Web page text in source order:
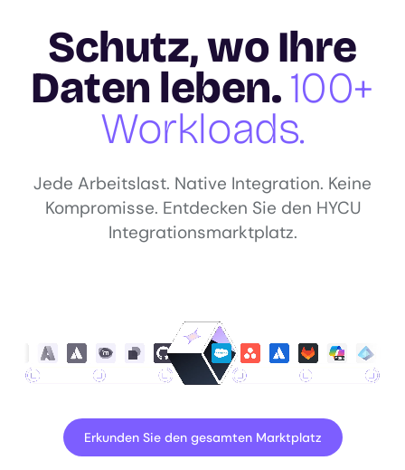
Schutz, wo Ihre
Daten leben.100+
Workloads.
Jede Arbeitslast. Native Integration. Keine
Kompromisse. Entdecken Sie den HYCU
Integrationsmarktplatz.
Erkunden Sie den gesamten Marktplatz